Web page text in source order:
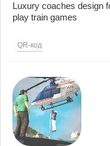
Luxury coaches design
play train games
QR-код